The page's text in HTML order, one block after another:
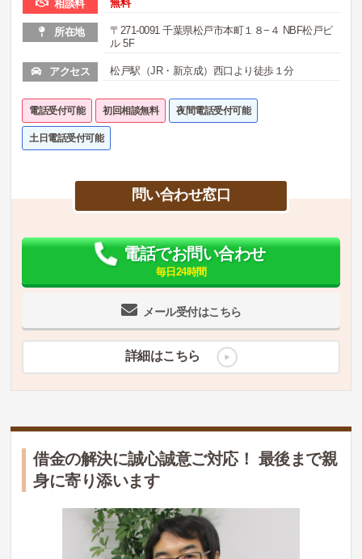
相談料 無料
所在地
〒271-0091 千葉県松戸市本町１８−４ NBF松戸ビ
ル 5F
アクセス 松戸駅（JR・新京成）西口より徒歩１分
電話受付可能 初回相談無料 夜間電話受付可能
土日電話受付可能
問い合わせ窓口
メール受付はこちら
電話でお問い合わせ
毎日24時間
詳細はこちら
借金の解決に誠心誠意ご対応！ 最後まで親
身に寄り添います